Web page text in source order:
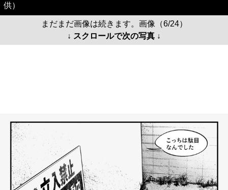
供）
まだまだ画像は続きます。画像（6/24）
↓ スクロールで次の写真 ↓